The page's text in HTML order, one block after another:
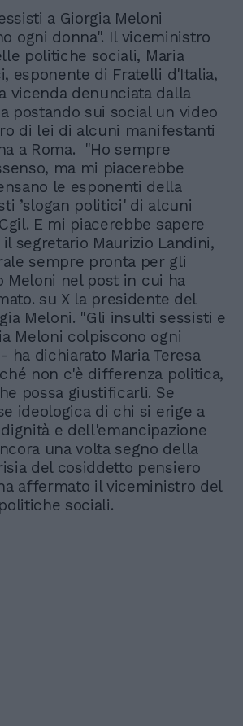
a Giorgia Meloni
ogni donna". Il viceministro
politiche sociali, Maria
esponente di Fratelli d'Italia,
vicenda denunciata dalla
postando sui social un video
di lei di alcuni manifestanti
a Roma. "Ho sempre
ma mi piacerebbe
le esponenti della
’slogan politici' di alcuni
E mi piacerebbe sapere
segretario Maurizio Landini,
sempre pronta per gli
Meloni nel post in cui ha
su X la presidente del
Meloni. "Gli insulti sessisti e
Meloni colpiscono ogni
ha dichiarato Maria Teresa
non c'è differenza politica,
possa giustificarli. Se
ideologica di chi si erige a
e dell'emancipazione
una volta segno della
del cosiddetto pensiero
affermato il viceministro del
sociali.